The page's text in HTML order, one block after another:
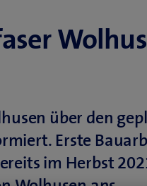
über den
Erste
im Herbst